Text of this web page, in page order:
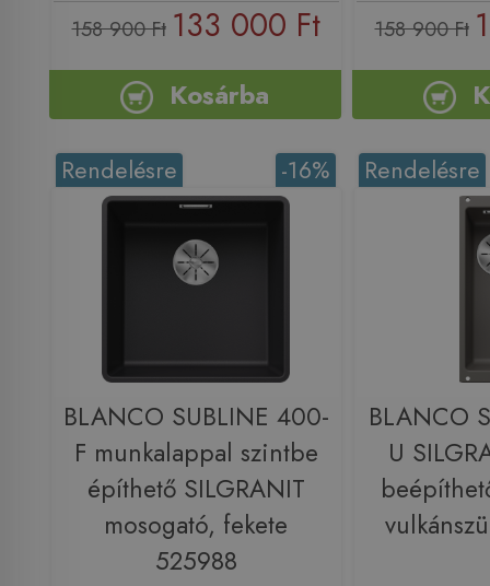
158 900 Ft 133 000 Ft
Kosárba
158 900 Ft
-16%
Rendelésre
BLANCO SUBLINE 400-
F munkalappal szintbe
építhető SILGRANIT
mosogató, fekete
525988
Rendelésre
BLANCO
U